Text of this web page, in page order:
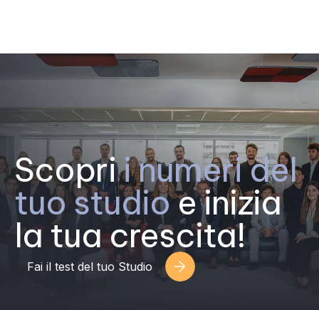
Scoprii numeri del
tuo studioe inizia
la tua crescita!
Fai il test del tuo Studio